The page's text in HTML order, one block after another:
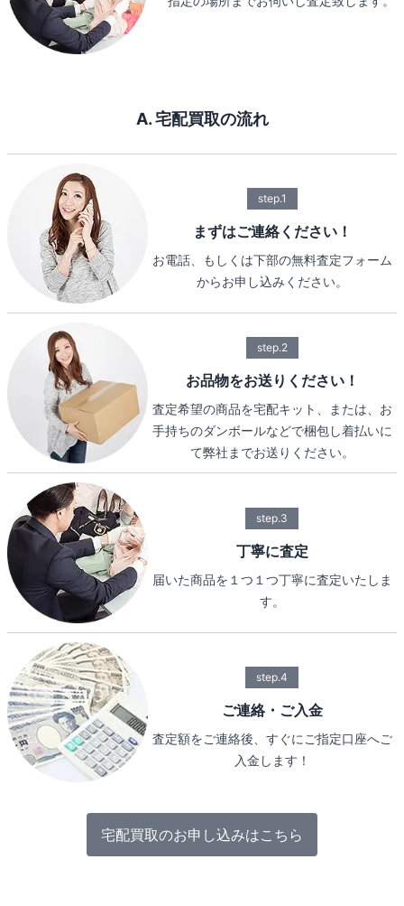
A. 宅配買取の流れ
step.1
まずはご連絡ください！
お電話、もしくは下部の無料査定フォーム
からお申し込みください。
step.2
お品物をお送りください！
査定希望の商品を宅配キット、または、お
手持ちのダンボールなどで梱包し着払いに
て弊社までお送りください。
step.3
丁寧に査定
届いた商品を１つ１つ丁寧に査定いたしま
す。
step.4
ご連絡・ご入金
査定額をご連絡後、すぐにご指定口座へご
入金します！
宅配買取のお申し込みはこちら